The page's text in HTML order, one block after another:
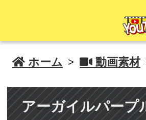
 ホーム >  動画素材
アーガイルパープ